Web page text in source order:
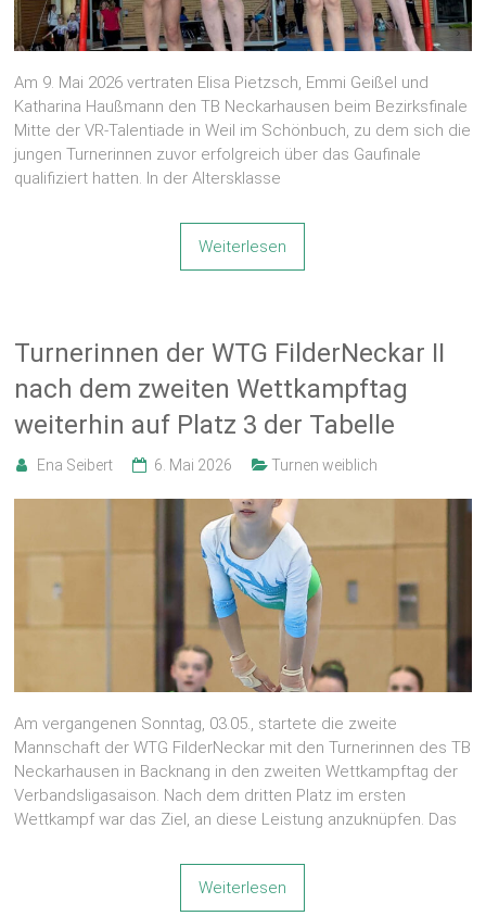
Am 9. Mai 2026 vertraten Elisa Pietzsch, Emmi Geißel und
Katharina Haußmann den TB Neckarhausen beim Bezirksfinale
Mitte der VR-Talentiade in Weil im Schönbuch, zu dem sich die
jungen Turnerinnen zuvor erfolgreich über das Gaufinale
qualifiziert hatten. In der Altersklasse
Weiterlesen
Turnerinnen der WTG FilderNeckar II
nach dem zweiten Wettkampftag
weiterhin auf Platz 3 der Tabelle
Ena Seibert 6. Mai 2026 Turnen weiblich
Am vergangenen Sonntag, 03.05., startete die zweite
Mannschaft der WTG FilderNeckar mit den Turnerinnen des TB
Neckarhausen in Backnang in den zweiten Wettkampftag der
Verbandsligasaison. Nach dem dritten Platz im ersten
Wettkampf war das Ziel, an diese Leistung anzuknüpfen. Das
Weiterlesen